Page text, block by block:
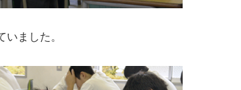
ました。